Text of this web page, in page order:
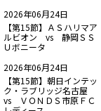
2026年06月24日
【第15節】ＡＳハリマア
ルビオン vs 静岡ＳＳ
Ｕボニータ
2026年06月24日
【第15節】朝日インテッ
ク・ラブリッジ名古屋
vs ＶＯＮＤＳ市原ＦＣ